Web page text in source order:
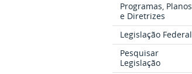
Programas, Planos
e Diretrizes
Legislação Federal
Pesquisar
Legislação